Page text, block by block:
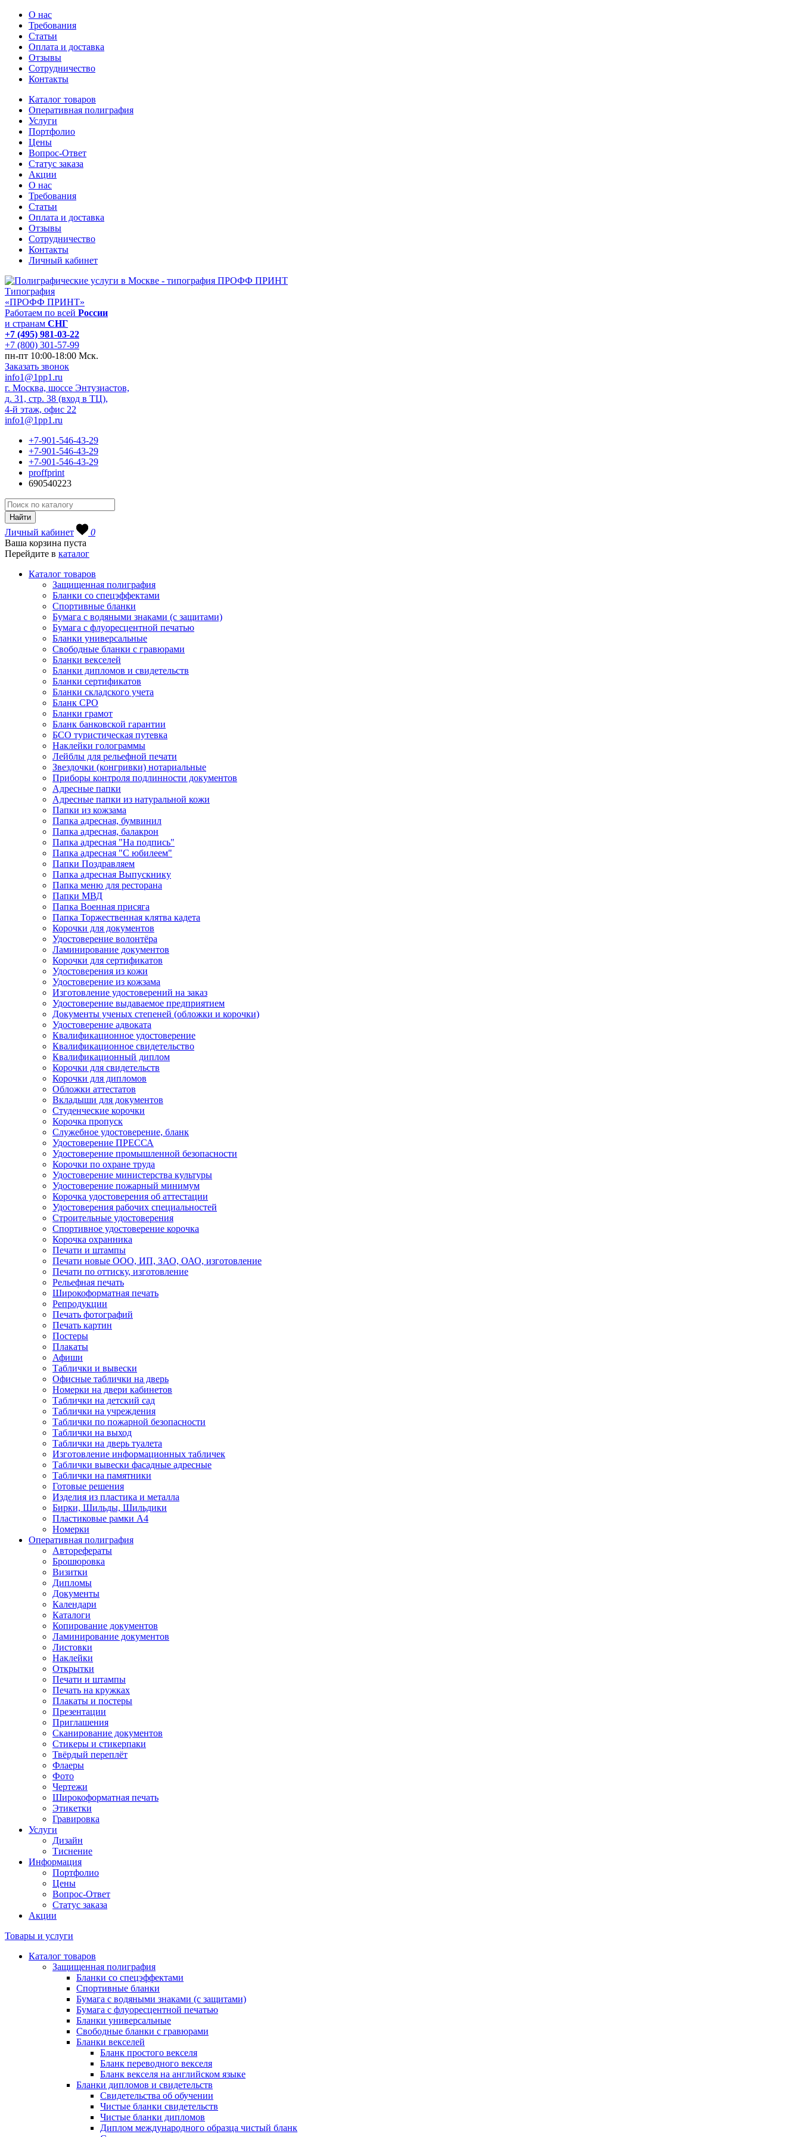
О нас
Требования
Статьи
Оплата и доставка
Отзывы
Сотрудничество
Контакты
Каталог товаров
Оперативная полиграфия
Услуги
Портфолио
Цены
Вопрос-Ответ
Статус заказа
Акции
О нас
Требования
Статьи
Оплата и доставка
Отзывы
Сотрудничество
Контакты
Личный кабинет
Типография
«ПРОФФ ПРИНТ»
Работаем по всей России
и странам СНГ
+7 (495) 981-03-22
+7 (800) 301-57-99
пн-пт 10:00-18:00 Мск.
Заказать звонок
info1@1pp1.ru
г. Москва, шоссе Энтузиастов,
д. 31, стр. 38 (вход в ТЦ),
4-й этаж, офис 22
info1@1pp1.ru
+7-901-546-43-29
+7-901-546-43-29
+7-901-546-43-29
proffprint
690540223
Личный кабинет
0
Ваша корзина пуста
Перейдите в каталог
Каталог товаров
Защищенная полиграфия
Бланки со спецэффектами
Спортивные бланки
Бумага с водяными знаками (с защитами)
Бумага с флуоресцентной печатью
Бланки универсальные
Свободные бланки с гравюрами
Бланки векселей
Бланки дипломов и свидетельств
Бланки сертификатов
Бланки складского учета
Бланк СРО
Бланки грамот
Бланк банковской гарантии
БСО туристическая путевка
Наклейки голограммы
Лейблы для рельефной печати
Звездочки (конгривки) нотариальные
Приборы контроля подлинности документов
Адресные папки
Адресные папки из натуральной кожи
Папки из кожзама
Папка адресная, бумвинил
Папка адресная, балакрон
Папка адресная "На подпись"
Папка адресная "C юбилеем"
Папки Поздравляем
Папка адресная Выпускнику
Папка меню для ресторана
Папки МВД
Папка Военная присяга
Папка Торжественная клятва кадета
Корочки для документов
Удостоверение волонтёра
Ламинирование документов
Корочки для сертификатов
Удостоверения из кожи
Удостоверение из кожзама
Изготовление удостоверений на заказ
Удостоверение выдаваемое предприятием
Документы ученых степеней (обложки и корочки)
Удостоверение адвоката
Квалификационное удостоверение
Квалификационное свидетельство
Квалификационный диплом
Корочки для свидетельств
Корочки для дипломов
Обложки аттестатов
Вкладыши для документов
Студенческие корочки
Корочка пропуск
Служебное удостоверение, бланк
Удостоверение ПРЕССА
Удостоверение промышленной безопасности
Корочки по охране труда
Удостоверение министерства культуры
Удостоверение пожарный минимум
Корочка удостоверения об аттестации
Удостоверения рабочих специальностей
Строительные удостоверения
Спортивное удостоверение корочка
Корочка охранника
Печати и штампы
Печати новые ООО, ИП, ЗАО, ОАО, изготовление
Печати по оттиску, изготовление
Рельефная печать
Широкоформатная печать
Репродукции
Печать фотографий
Печать картин
Постеры
Плакаты
Афиши
Таблички и вывески
Офисные таблички на дверь
Номерки на двери кабинетов
Таблички на детский сад
Таблички на учреждения
Таблички по пожарной безопасности
Таблички на выход
Таблички на дверь туалета
Изготовление информационных табличек
Таблички вывески фасадные адресные
Таблички на памятники
Готовые решения
Изделия из пластика и металла
Бирки, Шильды, Шильдики
Пластиковые рамки А4
Номерки
Оперативная полиграфия
Авторефераты
Брошюровка
Визитки
Дипломы
Документы
Календари
Каталоги
Копирование документов
Ламинирование документов
Листовки
Наклейки
Открытки
Печати и штампы
Печать на кружках
Плакаты и постеры
Презентации
Приглашения
Сканирование документов
Стикеры и стикерпаки
Твёрдый переплёт
Флаеры
Фото
Чертежи
Широкоформатная печать
Этикетки
Гравировка
Услуги
Дизайн
Тиснение
Информация
Портфолио
Цены
Вопрос-Ответ
Статус заказа
Акции
Товары и услуги
Каталог товаров
Защищенная полиграфия
Бланки со спецэффектами
Спортивные бланки
Бумага с водяными знаками (с защитами)
Бумага с флуоресцентной печатью
Бланки универсальные
Свободные бланки с гравюрами
Бланки векселей
Бланк простого векселя
Бланк переводного векселя
Бланк векселя на английском языке
Бланки дипломов и свидетельств
Свидетельства об обучении
Чистые бланки свидетельств
Чистые бланки дипломов
Диплом международного образца чистый бланк